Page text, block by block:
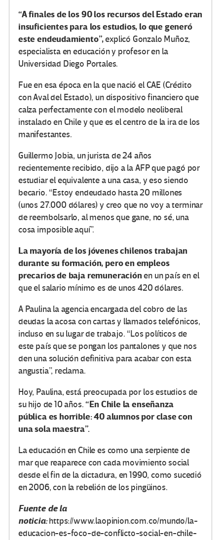
“A finales de los 90 los recursos del Estado eran
insuficientes para los estudios, lo que generó
este endeudamiento”,explicó Gonzalo Muñoz,
especialista en educación y profesor en la
Universidad Diego Portales.
Fue en esa época en la que nació el CAE (Crédito
con Aval del Estado), un dispositivo financiero que
calza perfectamente con el modelo neoliberal
instalado en Chile y que es el centro de la ira de los
manifestantes.
Guillermo Jobia, un jurista de 24 años
recientemente recibido, dijo a la AFP que pagó por
estudiar el equivalente a una casa, y eso siendo
becario. “Estoy endeudado hasta 20 millones
(unos 27.000 dólares) y creo que no voy a terminar
de reembolsarlo, al menos que gane, no sé, una
cosa imposible aquí”.
La mayoría de los jóvenes chilenos trabajan
durante su formación, pero en empleos
precarios de baja remuneraciónen un país en el
que el salario mínimo es de unos 420 dólares.
A Paulina la agencia encargada del cobro de las
deudas la acosa con cartas y llamados telefónicos,
incluso en su lugar de trabajo. “Los políticos de
este país que se pongan los pantalones y que nos
den una solución definitiva para acabar con esta
angustia”, reclama.
Hoy, Paulina, está preocupada por los estudios de
su hijo de 10 años.“En Chile la enseñanza
pública es horrible: 40 alumnos por clase con
una sola maestra”.
La educación en Chile es como una serpiente de
mar que reaparece con cada movimiento social
desde el fin de la dictadura, en 1990, como sucedió
en 2006, con la rebelión de los pingüinos.
Fuente de la
noticia:https://www.laopinion.com.co/mundo/la-
educacion-es-foco-de-conflicto-social-en-chile-